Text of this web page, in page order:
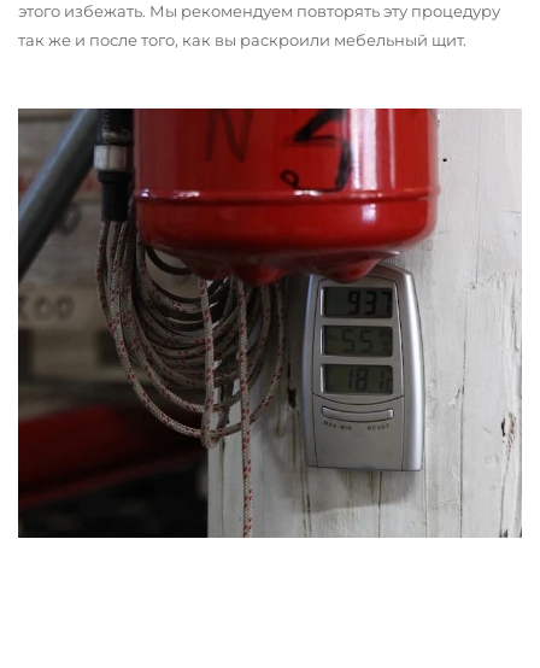
этого избежать. Мы рекомендуем повторять эту процедуру
так же и после того, как вы раскроили мебельный щит.